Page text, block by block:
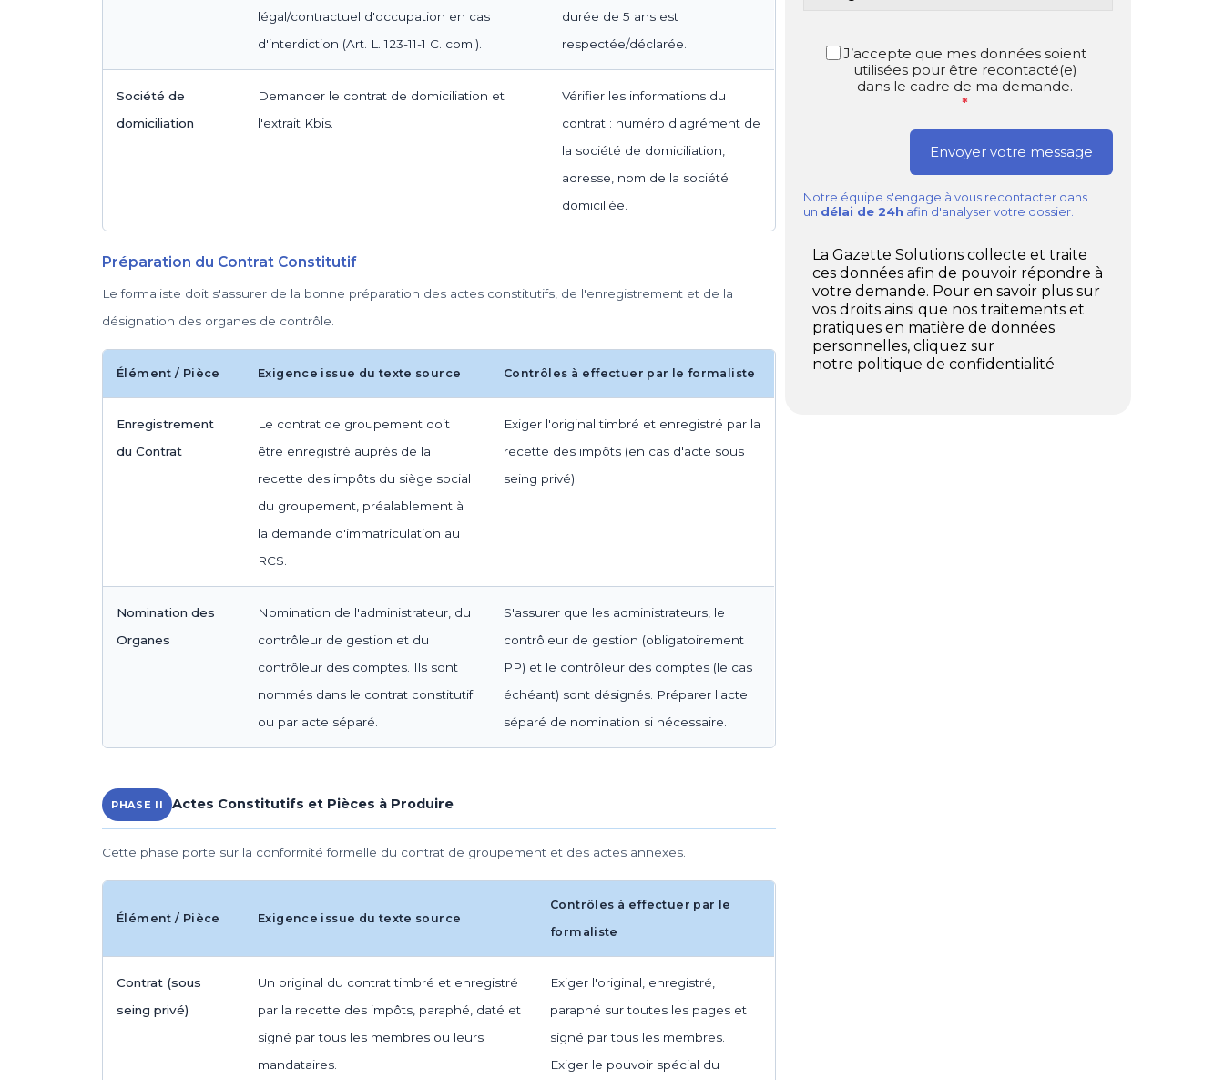
légal/contractuel d'occupation en cas
d'interdiction (Art. L. 123-11-1 C. com.).
durée de 5 ans est
respectée/déclarée.
Société de
domiciliation
Demander le contrat de domiciliation et
l'extrait Kbis.
Vérifier les informations du
contrat : numéro d'agrément de
la société de domiciliation,
adresse, nom de la société
domiciliée.
Préparation du Contrat Constitutif
Le formaliste doit s'assurer de la bonne préparation des actes constitutifs, de l'enregistrement et de la
désignation des organes de contrôle.
Élément / Pièce Exigence issue du texte source Contrôles à effectuer par le formaliste
Enregistrement
du Contrat
Le contrat de groupement doit
être enregistré auprès de la
recette des impôts du siège social
du groupement, préalablement à
la demande d'immatriculation au
RCS.
Exiger l'original timbré et enregistré par la
recette des impôts (en cas d'acte sous
seing privé).
Nomination des
Organes
Nomination de l'administrateur, du
contrôleur de gestion et du
contrôleur des comptes. Ils sont
nommés dans le contrat constitutif
ou par acte séparé.
S'assurer que les administrateurs, le
contrôleur de gestion (obligatoirement
PP) et le contrôleur des comptes (le cas
échéant) sont désignés. Préparer l'acte
séparé de nomination si nécessaire.
PHASE II Actes Constitutifs et Pièces à Produire
Cette phase porte sur la conformité formelle du contrat de groupement et des actes annexes.
Élément / Pièce Exigence issue du texte source
Contrôles à effectuer par le
formaliste
Contrat (sous
seing privé)
Un original du contrat timbré et enregistré
par la recette des impôts, paraphé, daté et
signé par tous les membres ou leurs
mandataires.
Exiger l'original, enregistré,
paraphé sur toutes les pages et
signé par tous les membres.
Exiger le pouvoir spécial du
J’accepte que mes données soient
utilisées pour être recontacté(e)
dans le cadre de ma demande.
*
Notre équipe s'engage à vous recontacter dans
un délai de 24h afin d'analyser votre dossier.
La Gazette Solutions collecte et traite
ces données afin de pouvoir répondre à
votre demande. Pour en savoir plus sur
vos droits ainsi que nos traitements et
pratiques en matière de données
personnelles, cliquez sur
notre politique de confidentialité